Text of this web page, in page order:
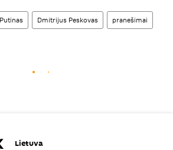
Dmitrijus Peskovas pranešimai
Lietuva